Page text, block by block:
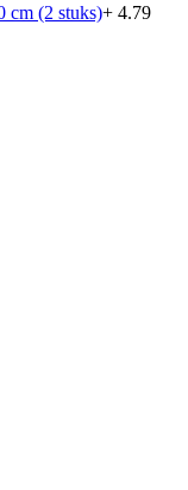
cm (2 stuks)+ 4.79